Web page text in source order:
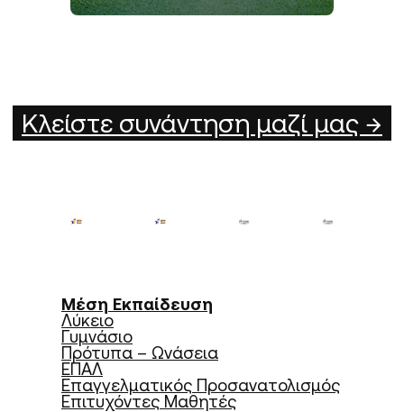
Κλείστε συνάντηση μαζί μας →
Μέση Εκπαίδευση
Λύκειο
Γυμνάσιο
Πρότυπα – Ωνάσεια
ΕΠΑΛ
Επαγγελματικός Προσανατολισμός
Επιτυχόντες Μαθητές